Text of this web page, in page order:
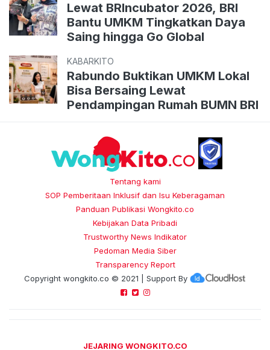
Lewat BRIncubator 2026, BRI
Bantu UMKM Tingkatkan Daya
Saing hingga Go Global
KABARKITO
Rabundo Buktikan UMKM Lokal
Bisa Bersaing Lewat
Pendampingan Rumah BUMN BRI
Tentang kami
SOP Pemberitaan Inklusif dan Isu Keberagaman
Panduan Publikasi Wongkito.co
Kebijakan Data Pribadi
Trustworthy News Indikator
Pedoman Media Siber
Transparency Report
Copyright wongkito.co © 2021 | Support By
JEJARING WONGKITO.CO